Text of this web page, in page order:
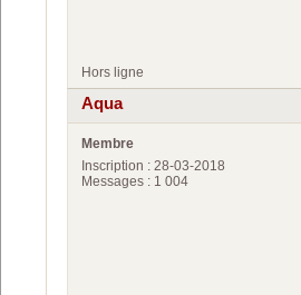
Hors ligne
Aqua
Membre
Inscription : 28-03-2018
Messages : 1 004